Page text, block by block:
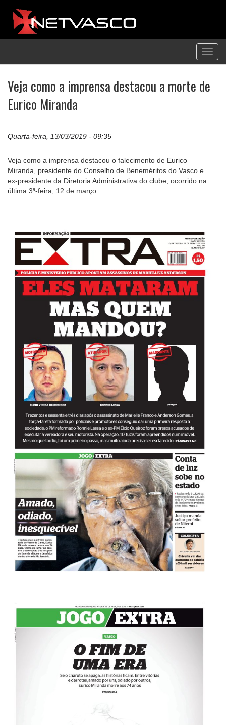
Veja como a imprensa destacou a morte de
Eurico Miranda
Quarta-feira, 13/03/2019 - 09:35
Veja como a imprensa destacou o falecimento de Eurico
Miranda, presidente do Conselho de Beneméritos do Vasco e
ex-presidente da Diretoria Administrativa do clube, ocorrido na
última 3ª-feira, 12 de março.